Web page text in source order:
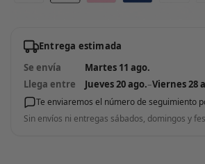
Entrega estimada
Se envía
Martes 11 ago.
Llega entre
Jueves 20 ago.–Viernes 28
Te enviaremos el número de seguimiento
Sin envíos ni entregas sábados, domingos y